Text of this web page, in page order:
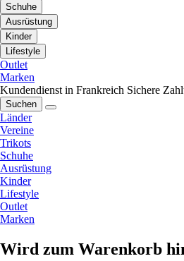
Schuhe
Ausrüstung
Kinder
Lifestyle
Outlet
Marken
Kundendienst in Frankreich Sichere
Suchen
Länder
Vereine
Trikots
Schuhe
Ausrüstung
Kinder
Lifestyle
Outlet
Marken
Wird zum Warenkorb